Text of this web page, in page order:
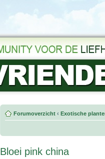
Forumoverzicht ‹ Exotische
Bloei pink china